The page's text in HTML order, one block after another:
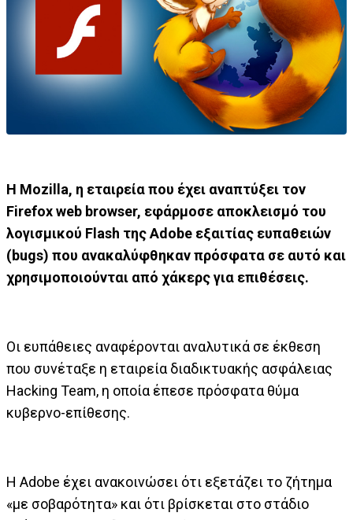
Η Mozilla, η εταιρεία που έχει αναπτύξει τον
Firefox web browser, εφάρμοσε αποκλεισμό του
λογισμικού Flash της Adobe εξαιτίας ευπαθειών
(bugs) που ανακαλύφθηκαν πρόσφατα σε αυτό και
χρησιμοποιούνται από χάκερς για επιθέσεις.
Οι ευπάθειες αναφέρονται αναλυτικά σε έκθεση
που συνέταξε η εταιρεία διαδικτυακής ασφάλειας
Hacking Team, η οποία έπεσε πρόσφατα θύμα
κυβερνο-επίθεσης.
Η Adobe έχει ανακοινώσει ότι εξετάζει το ζήτημα
«με σοβαρότητα» και ότι βρίσκεται στο στάδιο